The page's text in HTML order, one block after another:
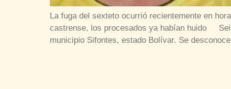
La fuga del sexteto ocurrió recientemente en
castrense, los procesados ya habían huido
municipio Sifontes, estado Bolívar. Se